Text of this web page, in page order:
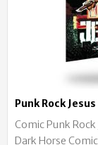
Punk Rock
Comic Punk
Dark Horse